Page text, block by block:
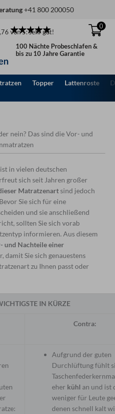
+41 800 200050
von 5: sehr gut!
0
100 Nächte Probeschlafen &
bis zu 10 Jahre Garantie
Topper Lattenroste
nein? Das sind die Vor- und
in vielen deutschen
sich seit Jahren großer
Matratzenartsind jedoch
Sie sich für eine
und sie anschließend
sollten Sie sich vorab
informieren. Aus diesem
und Nachteile einer
damit Sie sich genauestens
zu Ihnen passt oder
IN KÜRZE
Contra:
Aufgrund der guten
Durchlüftung fühlt
eher kühl an und ist
weniger für Leute
denen schnell kalt